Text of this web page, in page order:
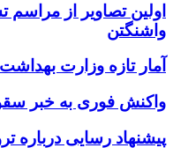
اولین تصاویر از مراسم
واشنگتن
آمار تازه وزارت
واکنش فوری به خبر
پیشنهاد رسایی درباره